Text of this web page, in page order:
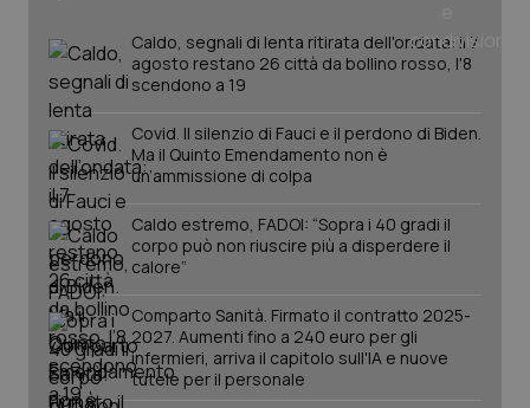
Caldo, segnali di lenta ritirata dell'ondata: il 7
agosto restano 26 città da bollino rosso, l'8
scendono a 19
Covid. Il silenzio di Fauci e il perdono di Biden.
Ma il Quinto Emendamento non è
un’ammissione di colpa
Caldo estremo, FADOI: “Sopra i 40 gradi il
corpo può non riuscire più a disperdere il
calore”
Comparto Sanità. Firmato il contratto 2025-
2027. Aumenti fino a 240 euro per gli
infermieri, arriva il capitolo sull'IA e nuove
tutele per il personale
PHPSESSID
PHP.net